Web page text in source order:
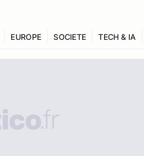
EUROPE SOCIETE TECH & IA